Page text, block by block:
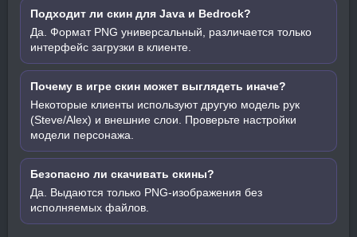
Подходит ли скин для Java и Bedrock?
Да. Формат PNG универсальный, различается только
интерфейс загрузки в клиенте.
Почему в игре скин может выглядеть иначе?
Некоторые клиенты используют другую модель рук
(Steve/Alex) и внешние слои. Проверьте настройки
модели персонажа.
Безопасно ли скачивать скины?
Да. Выдаются только PNG-изображения без
исполняемых файлов.